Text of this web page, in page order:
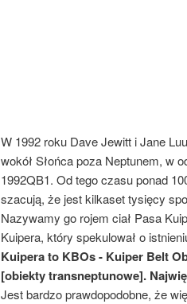
W 1992 roku Dave Jewitt i Jane
wokół Słońca poza Neptunem, w
1992QB1. Od tego czasu ponad
szacują, że jest kilkaset tysięcy
Nazywamy go rojem ciał Pasa
Kuipera, który spekulował o
Kuipera to KBOs - Kuiper Belt
[obiekty transneptunowe].
Jest bardzo prawdopodobne, że